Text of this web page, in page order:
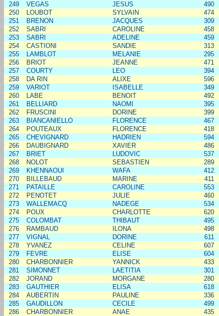
249
VEGAS JESUS
490
250
LOUBOT SYLVAIN
474
251
BRENON JACQUES
309
252
SABRI CAROLINE
458
253
SABRI ADELINE
459
254
CASTIONI SANDIE
313
255
LAMBLOT MELANIE
295
256
BRIOT JEANNE
471
257
COURTY LEO
394
258
DA RIN ALIXE
596
259
VARIOT ISABELLE
349
260
LABE BENOIT
492
261
BELLIARD NAOMI
395
262
FRUSCINI DORINE
399
263
BIANCANIELLO FLORENCE
467
264
POUTEAUX FLORENCE
418
265
CHEVIGNARD HADRIEN
594
266
DAUBIGNARD XAVIER
486
267
BRIET LUDOVIC
537
268
NOLOT SEBASTIEN
289
269
KHENNAOUI WAFA
412
270
BILLEBAUD MARINE
411
271
PATAILLE CAROLINE
553
272
PENOTET JULIE
460
273
WALLEMACQ NADEGE
534
274
POUX CHARLOTTE
620
275
COLOMBAT THIBAUT
495
276
RAMBAUD ILONA
498
277
VIGNAL DORINE
611
278
YVANEZ CELINE
607
279
FEVRE ELISE
604
280
CHARBONNIER YANNICK
433
281
SIMONNET LAETITIA
301
282
JORAND MORGANE
280
283
GAUTHIER ELISA
618
284
AUBERTIN PAULINE
336
285
GAUDILLON CECILE
499
286
CHARBONNIER ANAE
435